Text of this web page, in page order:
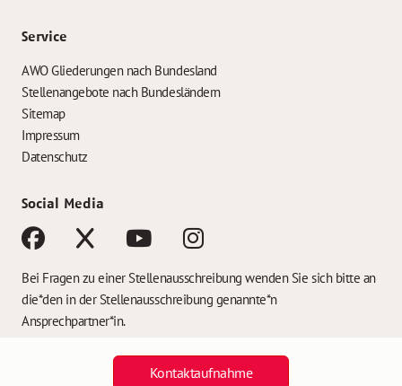
Kontaktaufnahme
Service
AWO Gliederungen nach Bundesland
Stellenangebote nach Bundesländern
Sitemap
Impressum
Datenschutz
Social Media
Bei Fragen zu einer Stellenausschreibung wenden Sie sich bitte an
die*den in der Stellenausschreibung genannte*n
Ansprechpartner*in.